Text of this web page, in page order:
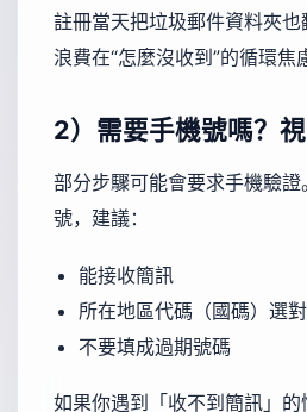
註冊當天把垃圾郵件資料夾
浪費在“怎麼沒收到”的循環焦
2）需要手機號嗎？
部分步驟可能會要求手機驗
號，建議：
能接收簡訊
所在地區代碼（國碼）選對
不要填成過期號碼
如果你遇到「收不到簡訊」